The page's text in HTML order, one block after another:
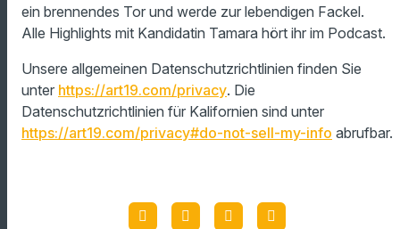
ein brennendes Tor und werde zur lebendigen Fackel.
Alle Highlights mit Kandidatin Tamara hört ihr im Podcast.
Unsere allgemeinen Datenschutzrichtlinien finden Sie
unter https://art19.com/privacy. Die
Datenschutzrichtlinien für Kalifornien sind unter
https://art19.com/privacy#do-not-sell-my-info abrufbar.